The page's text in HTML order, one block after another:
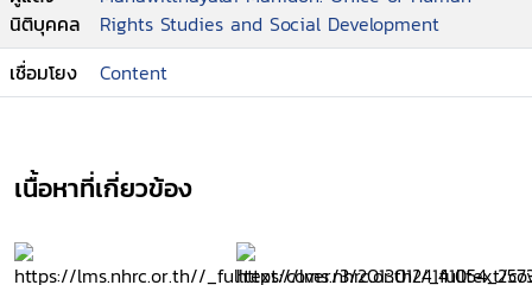
นิติบุคคล
Rights Studies and Social Development
เชื่อมโยง
Content
เนื้อหาที่เกี่ยวข้อง